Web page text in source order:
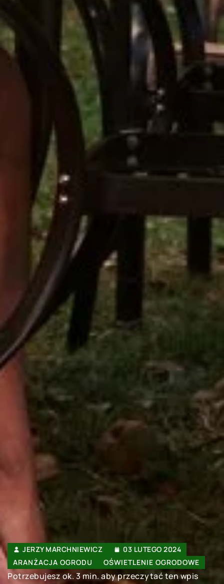
JERZY MARCHNIEWICZ
03 LUTEGO 2024
ARANŻACJA OGRODU
OŚWIETLENIE OGRODOWE
Potrzebujesz ok. 3 min. aby przeczytać ten wpis